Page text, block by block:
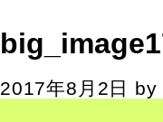
2017年8月2日 by